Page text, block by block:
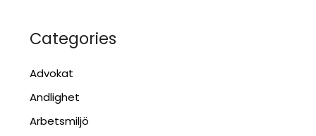
Categories
Advokat
Andlighet
Arbetsmiljö